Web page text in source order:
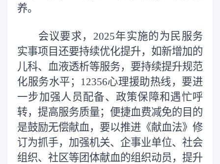
养。
会议要求， 2025年实施的为民服务
实事项目还要持续优化提升，如新增加的
儿科、血液透析等服务， 要持续提升规范
化服务水平； 12356心理援助热线， 要进
一步加强人员配备、政策保障和 遇忙呼
转，提高服务质量；便捷血费减免的目的
是鼓励无偿献血， 要以推进《献血法》修
订为抓手，加强机关、企事业单位、社会
组织、社区等团体献血的组织动员，提升